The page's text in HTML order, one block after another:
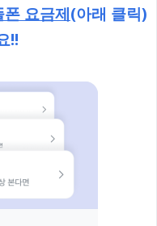
요금제(아래 클릭)
!!